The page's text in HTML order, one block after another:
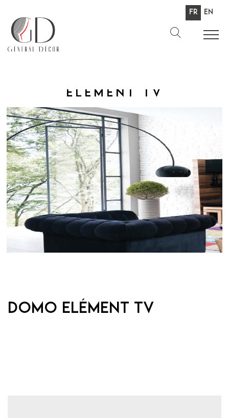
Fr En
Élément TV
DOMO Elément TV